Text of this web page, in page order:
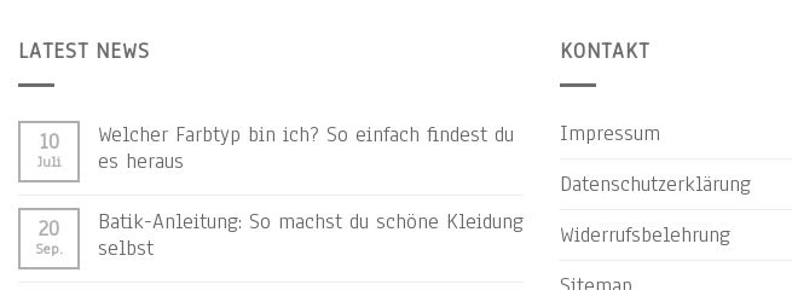
LATEST NEWS
10
Juli
Welcher Farbtyp bin ich? So einfach findest du
es heraus
20
Sep.
Batik-Anleitung: So machst du schöne Kleidung
selbst
KONTAKT
Impressum
Datenschutzerklärung
Widerrufsbelehrung